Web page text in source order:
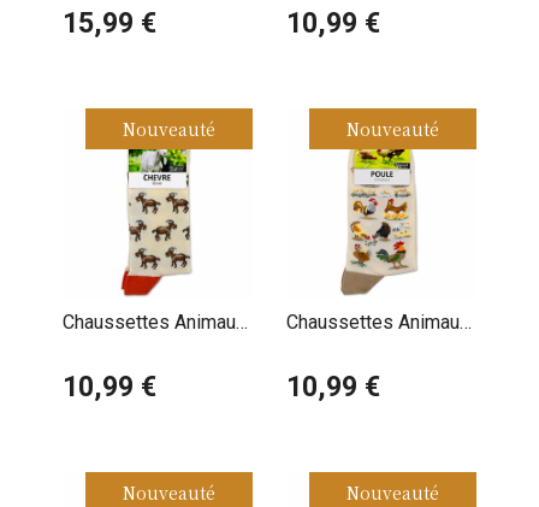
15,99 € 10,99 €
Nouveauté
Chaussettes Animaux
10,99 €
Nouveauté
Chaussettes Animaux
10,99 €
Nouveauté Nouveauté